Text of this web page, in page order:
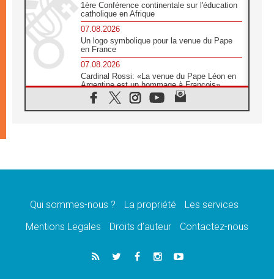
1ère Conférence continentale sur l'éducation
catholique en Afrique
07.08.2026
Un logo symbolique pour la venue du Pape
en France
07.08.2026
Cardinal Rossi: «La venue du Pape Léon en
Argentine est un hommage à François»
07.08.2026
Hiroshima et Nagasaki, 81 ans après,
pour relever les «défis urgents»
À Sainte-Marie-Majeure, la grâce de Dieu
06.08.2026
Léon XIV aux jeunes d'Assise: «l'Europe et
Qui sommes-nous ? La propriété
Les services
Mentions Legales
Droits d’auteur Contactez-nous